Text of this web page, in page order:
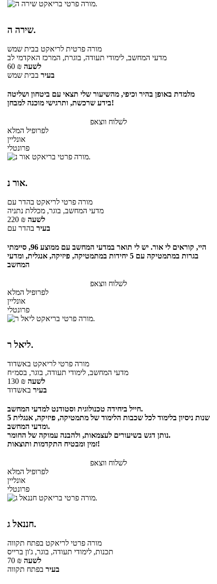
שירה ה.
מורה פרטית לריאקט בבית שמש
מדעי המחשב, לימודי תעודה, בוגרת, המרכז האקדמי לב
60 ₪ לשעה
בעיר בבית שמש
מלמדת באופן בהיר וכיפי, מהשיעור שלי תצאי עם ביטחון ושליטה
בידע שרכשת, ותרגישי מוכנה למבחן!
לשלוח ווצאפ
לפרופיל המלא
אונליין
פרונטלי
אור נ.
מורה פרטי לריאקט בהדר עם
מדעי המחשב, בוגר, מכללת נתניה
220 ₪ לשעה
בעיר בהדר עם
היי, קוראים לי אור. יש לי תואר במדעי המחשב עם ממוצע 96, סיימתי
בגרות במתמטיקה עם 5 יחידות במתמטיקה, פיזיקה, אנגלית, ומדעי
המחשב
לשלוח ווצאפ
לפרופיל המלא
אונליין
פרונטלי
ליאל ר.
מורה פרטי לריאקט באשדוד
מדעי המחשב, לימודי תעודה, בוגר, בסמ״ח
130 ₪ לשעה
בעיר באשדוד
חייל ביחידה טכנולוגית וסטודנט למדעי המחשב.
5 שנות ניסיון בלימוד לכל שכבות הלימוד של מתמטיקה, פיזיקה, אנגלית
ומדעי המחשב.
נותן דגש בשיעורים לעצמאות, ולהבנה עמוקה של החומר.
זמין ומבטיח התקדמות ותוצאות!
לשלוח ווצאפ
לפרופיל המלא
אונליין
פרונטלי
חננאל ג.
מורה פרטי לריאקט בפתח תקווה
תכנות, לימודי תעודה, בוגר, ג'ון ברייס
70 ₪ לשעה
בעיר בפתח תקווה